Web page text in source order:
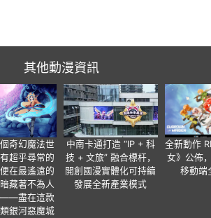
其他動漫資訊
奇幻魔法世
超乎尋常的
在最遙遠的
藏著不為人
——盡在這款
銀河惡魔城
中南卡通打造 “IP + 科
技 + 文旅” 融合標杆，
開創國漫實體化可持續
發展全新產業模式
全新動作
女》公佈
移動端